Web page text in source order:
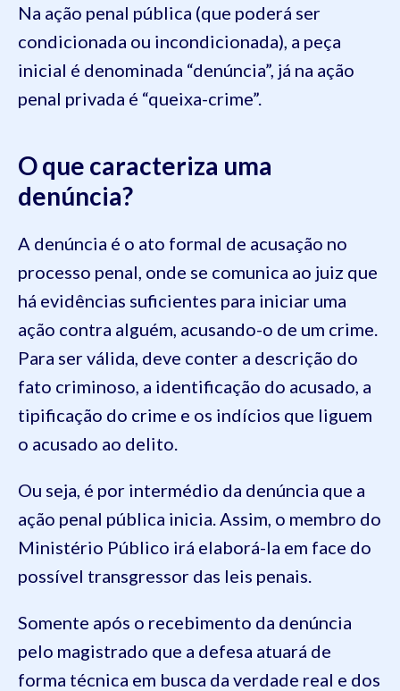
Na ação penal pública (que poderá ser
condicionada ou incondicionada), a peça
inicial é denominada “denúncia”, já na ação
penal privada é “queixa-crime”.
O que caracteriza uma
denúncia?
A denúncia é o ato formal de acusação no
processo penal, onde se comunica ao juiz que
há evidências suficientes para iniciar uma
ação contra alguém, acusando-o de um crime.
Para ser válida, deve conter a descrição do
fato criminoso, a identificação do acusado, a
tipificação do crime e os indícios que liguem
o acusado ao delito.
Ou seja, é por intermédio da denúncia que a
ação penal pública inicia. Assim, o membro do
Ministério Público irá elaborá-la em face do
possível transgressor das leis penais.
Somente após o recebimento da denúncia
pelo magistrado que a defesa atuará de
forma técnica em busca da verdade real e dos